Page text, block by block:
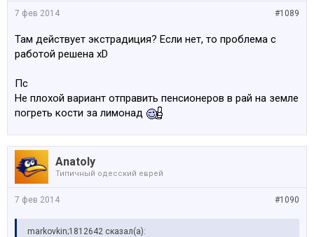
#1089
7 фев 2014
Там действует экстрадиция? Если нет, то проблема с
работой решена xD
Пс
Не плохой вариант отправить пенсионеров в рай на земле
погреть кости за лимонад
Anatoly
Типичный одесский еврей
#1090
7 фев 2014
markovkin;1812642 сказал(а):